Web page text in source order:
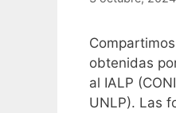
obtenidas
al IALP
UNLP). Las